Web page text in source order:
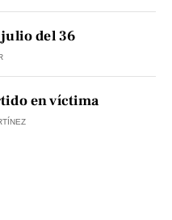
del 36
en víctima